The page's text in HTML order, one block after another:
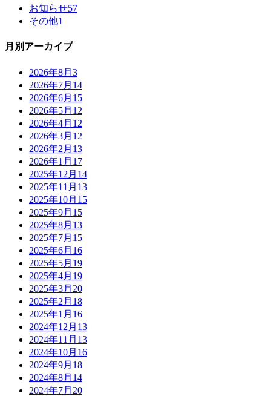
お知らせ57
その他1
月別アーカイブ
2026年8月 3
2026年7月 14
2026年6月 15
2026年5月 12
2026年4月 12
2026年3月 12
2026年2月 13
2026年1月 17
2025年12月 14
2025年11月 13
2025年10月 15
2025年9月 15
2025年8月 13
2025年7月 15
2025年6月 16
2025年5月 19
2025年4月 19
2025年3月 20
2025年2月 18
2025年1月 16
2024年12月 13
2024年11月 13
2024年10月 16
2024年9月 18
2024年8月 14
2024年7月 20